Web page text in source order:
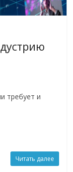
требует и
Читать далее